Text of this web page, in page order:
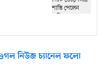
নিউজ চ্যানেল ফলো